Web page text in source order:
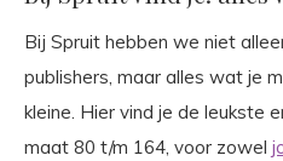
Bij Spruit hebben we niet
publishers, maar alles wat je
kleine. Hier vind je de leukste
maat 80 t/m 164, voor zowel